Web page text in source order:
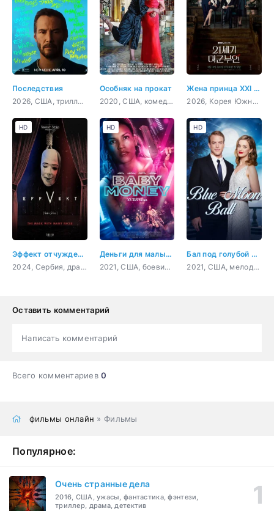
Последствия
2026, США, триллер, комедия, криминал, детектив
Особняк на прокат
2020, США, комедия
Жена принца XXI века
2026, Корея Южная, мелодрама
Эффект отчуждения
2024, Сербия, драма
HD
Деньги для малышки
2021, США, боевик, триллер
HD
Бал под голубой луной
2021, США, мелодрама
HD
Оставить комментарий
Написать комментарий
Всего комментариев0
фильмы онлайн » Фильмы
Популярное:
Очень странные дела
2016, США, ужасы, фантастика, фэнтези,
триллер, драма, детектив